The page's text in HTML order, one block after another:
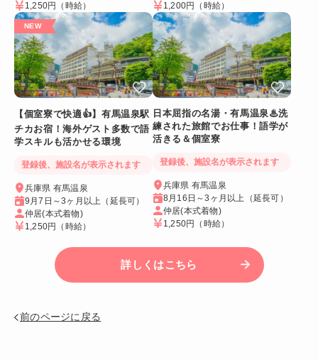
1,250円
（時給）
1,200円
（時給）
【個室寮で快適👍】有馬温泉駅
チカお宿！海外ゲスト多数で語
学スキルも活かせる環境
登録後、施設名が表示されます
兵庫県 有馬温泉
9月7日～3ヶ月以上（延長可）
仲居(本式着物)
1,250円 （時給）
日本屈指の名湯・有馬温泉♨洗
練された旅館でお仕事！語学が
活きる＆個室寮
登録後、施設名が表示されます
兵庫県 有馬温泉
8月16日～3ヶ月以上（延長可）
仲居(本式着物)
1,250円 （時給）
詳しくはこちら
前のページに戻る